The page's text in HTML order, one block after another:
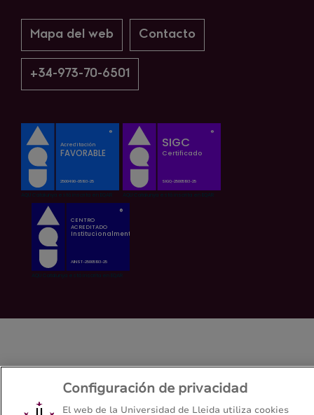
Mapa del web Contacto
+34-973-70-6501
Configuración de privacidad
El web de la Universidad de Lleida utiliza cookies